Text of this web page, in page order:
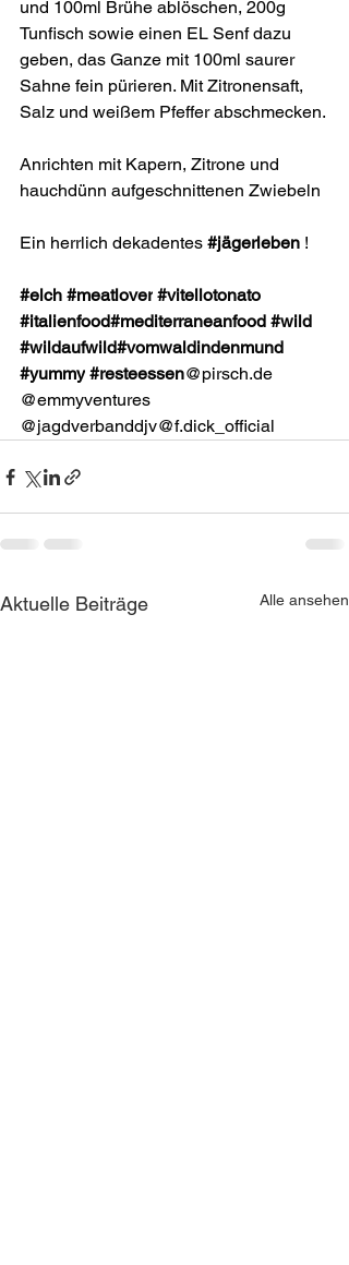
und 100ml Brühe ablöschen, 200g
Tunfisch sowie einen EL Senf dazu
geben, das Ganze mit 100ml saurer
Sahne fein pürieren. Mit Zitronensaft,
Salz und weißem Pfeffer abschmecken.
Anrichten mit Kapern, Zitrone und
hauchdünn aufgeschnittenen Zwiebeln
Ein herrlich dekadentes #jägerleben !
#elch #meatlover #vitellotonato
#italienfood#mediterraneanfood #wild
#wildaufwild#vomwaldindenmund
#yummy #resteessen@pirsch.de
@emmyventures
@jagdverbanddjv@f.dick_official
Aktuelle Beiträge Alle ansehen